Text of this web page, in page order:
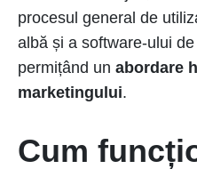
procesul general de
albă și a software-ului
permițând un abordare
marketingului.
Cum